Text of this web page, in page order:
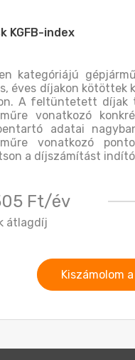
KGFB-index
kategóriájú
éves díjakon kötöttek
A feltüntetett díjak
vonatkozó
adatai
vonatkozó
a díjszámítást indító
Ft/év
átlagdíj
Kiszámolom